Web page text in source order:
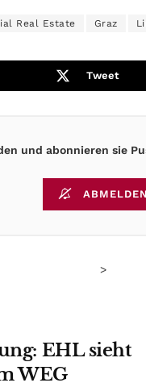
Real Estate Graz
Tweet
und abonnieren sie
ABMELDEN
>
EHL sieht
WEG